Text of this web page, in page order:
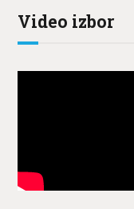
Video izbor